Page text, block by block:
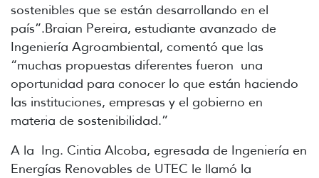
sostenibles que se están desarrollando en el
país”.Braian Pereira, estudiante avanzado de
Ingeniería Agroambiental, comentó que las
“muchas propuestas diferentes fueron una
oportunidad para conocer lo que están haciendo
las instituciones, empresas y el gobierno en
materia de sostenibilidad.”
A la Ing. Cintia Alcoba, egresada de Ingeniería en
Energías Renovables de UTEC le llamó la